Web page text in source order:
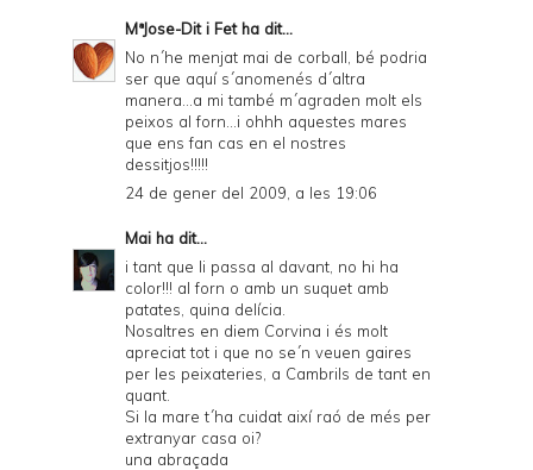
MªJose-Dit i Fetha dit...
No n´he menjat mai de corball, bé podria
ser que aquí s´anomenés d´altra
manera...a mi també m´agraden molt els
peixos al forn...i ohhh aquestes mares
que ens fan cas en el nostres
dessitjos!!!!!
24 de gener del 2009, a les 19:06
Mai ha dit...
i tant que li passa al davant, no hi ha
color!!! al forn o amb un suquet amb
patates, quina delícia.
Nosaltres en diem Corvina i és molt
apreciat tot i que no se´n veuen gaires
per les peixateries, a Cambrils de tant en
quant.
Si la mare t´ha cuidat així raó de més per
extranyar casa oi?
una abraçada